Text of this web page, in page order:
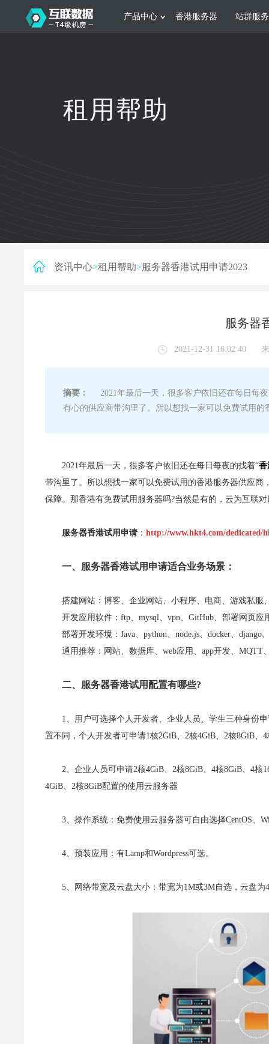
产品中心
日本服务器 新加坡服务器
香港服务器 站群服
根据不同规模的网站提供可定制化的架
构和 一站式协助租用帮助
资讯中心>租用帮助>服务器香港试用申请2023
服务器
2021-12-31 16:02:40
摘要：
2021年最后一天，很多客户依旧还在每日每
有心的供应商带沟里了。所以想找一家可以免费试用
2021年最后一天，很多客户依旧还在每日每夜的找着“香
带沟里了。所以想找一家可以免费试用的香港服务器供应
保障。那香港有免费试用服务器吗?当然是有的，云为互联
服务器香港试用申请 ： http://www.hkt4.com/dedicated/
一、服务器香港试用申请适合业务场景：
搭建网站：博客、企业网站、小程序、电商、游戏私服
开发应用软件：ftp、mysql、vpn、GitHub、部署网页应
部署开发环境：Java、python、node.js、docker、django
通用推荐：网站、数据库、web应用、app开发、MQTT
二、服务器香港试用配置有哪些?
1、用户可选择个人开发者、企业人员、学生三种身份
置不同，个人开发者可申请1核2GiB、2核4GiB、2核8GiB、
2、企业人员可申请2核4GiB、2核8GiB、4核8GiB、4核
4GiB、2核8GiB配置的使用云服务器
3、操作系统：免费使用云服务器可自由选择CentOS、
4、预装应用：有Lamp和Wordpress可选。
5、网络带宽及云盘大小：带宽为1M或3M自选，云盘为